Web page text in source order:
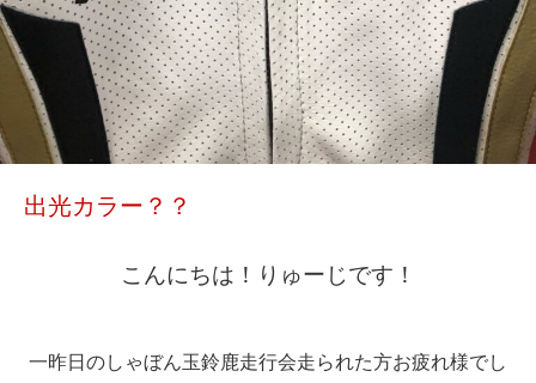
出光カラー？？
こんにちは！りゅーじです！
一昨日のしゃぼん玉鈴鹿走行会走られた方お疲れ様でし